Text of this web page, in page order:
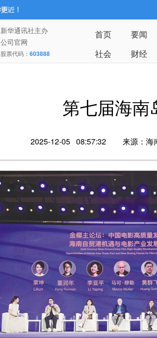
新华通讯社主办
公司官网
股票代码： 603888
首页 要闻
社会
财经
第七届海南
2025-12-05 08:57:32 来源：海